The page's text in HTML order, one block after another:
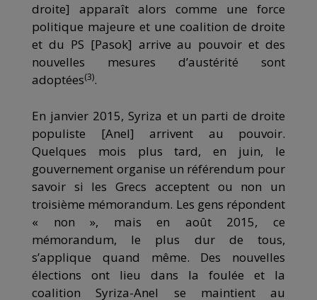
droite] apparaît alors comme une force
politique majeure et une coalition de droite
et du PS [Pasok] arrive au pouvoir et des
nouvelles mesures d’austérité sont
adoptées(3).
En janvier 2015, Syriza et un parti de droite
populiste [Anel] arrivent au pouvoir.
Quelques mois plus tard, en juin, le
gouvernement organise un référendum pour
savoir si les Grecs acceptent ou non un
troisième mémorandum. Les gens répondent
« non », mais en août 2015, ce
mémorandum, le plus dur de tous,
s’applique quand même. Des nouvelles
élections ont lieu dans la foulée et la
coalition Syriza-Anel se maintient au